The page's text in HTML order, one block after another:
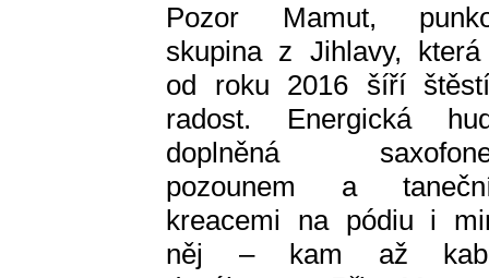
Pozor Mamut,
skupina z Jihlavy,
od roku 2016 šíří
radost. Energická
doplněná
pozounem a
kreacemi na pódiu i
něj – kam až